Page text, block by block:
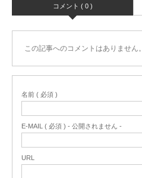
コメント ( 0 )
この記事へのコメントはありません。
名前 ( 必須 )
E-MAIL ( 必須 ) - 公開されません -
URL